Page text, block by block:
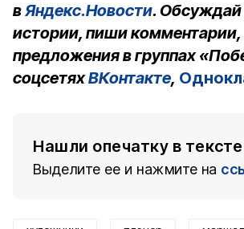
вЯндекс.Новости. Обсуждай
истории, пиши комментарии,
предложения в группах
соцсетяхВКонтакте,
Нашли опечатку в
Выделите ее и нажмите на